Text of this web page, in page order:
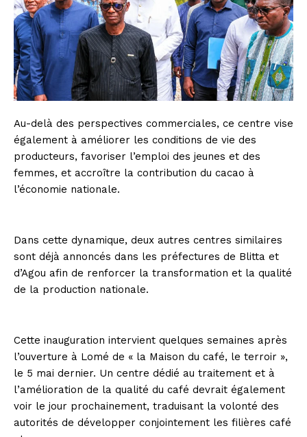
Au-delà des perspectives commerciales, ce centre vise
également à améliorer les conditions de vie des
producteurs, favoriser l’emploi des jeunes et des
femmes, et accroître la contribution du cacao à
l’économie nationale.
Dans cette dynamique, deux autres centres similaires
sont déjà annoncés dans les préfectures de Blitta et
d’Agou afin de renforcer la transformation et la qualité
de la production nationale.
Cette inauguration intervient quelques semaines après
l’ouverture à Lomé de « la Maison du café, le terroir »,
le 5 mai dernier. Un centre dédié au traitement et à
l’amélioration de la qualité du café devrait également
voir le jour prochainement, traduisant la volonté des
autorités de développer conjointement les filières café